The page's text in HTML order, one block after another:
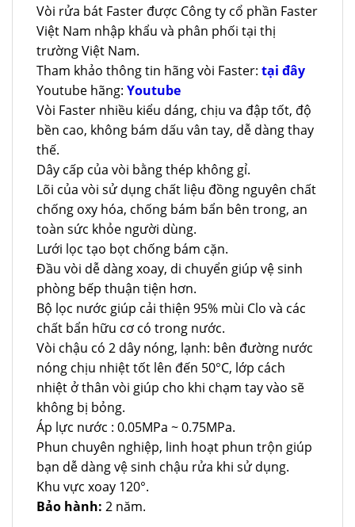
Vòi rửa bát Faster được Công ty cổ phần Faster
Việt Nam nhập khẩu và phân phối tại thị
trường Việt Nam.
Tham khảo thông tin hãng vòi Faster: tại đây
Youtube hãng: Youtube
Vòi Faster nhiều kiểu dáng, chịu va đập tốt, độ
bền cao, không bám dấu vân tay, dễ dàng thay
thế.
Dây cấp của vòi bằng thép không gỉ.
Lõi của vòi sử dụng chất liệu đồng nguyên chất
chống oxy hóa, chống bám bẩn bên trong, an
toàn sức khỏe người dùng.
Lưới lọc tạo bọt chống bám cặn.
Đầu vòi dễ dàng xoay, di chuyển giúp vệ sinh
phòng bếp thuận tiện hơn.
Bộ lọc nước giúp cải thiện 95% mùi Clo và các
chất bẩn hữu cơ có trong nước.
Vòi chậu có 2 dây nóng, lạnh: bên đường nước
nóng chịu nhiệt tốt lên đến 50°C, lớp cách
nhiệt ở thân vòi giúp cho khi chạm tay vào sẽ
không bị bỏng.
Áp lực nước : 0.05MPa ~ 0.75MPa.
Phun chuyên nghiệp, linh hoạt phun trộn giúp
bạn dễ dàng vệ sinh chậu rửa khi sử dụng.
Khu vực xoay 120°.
Bảo hành: 2 năm.